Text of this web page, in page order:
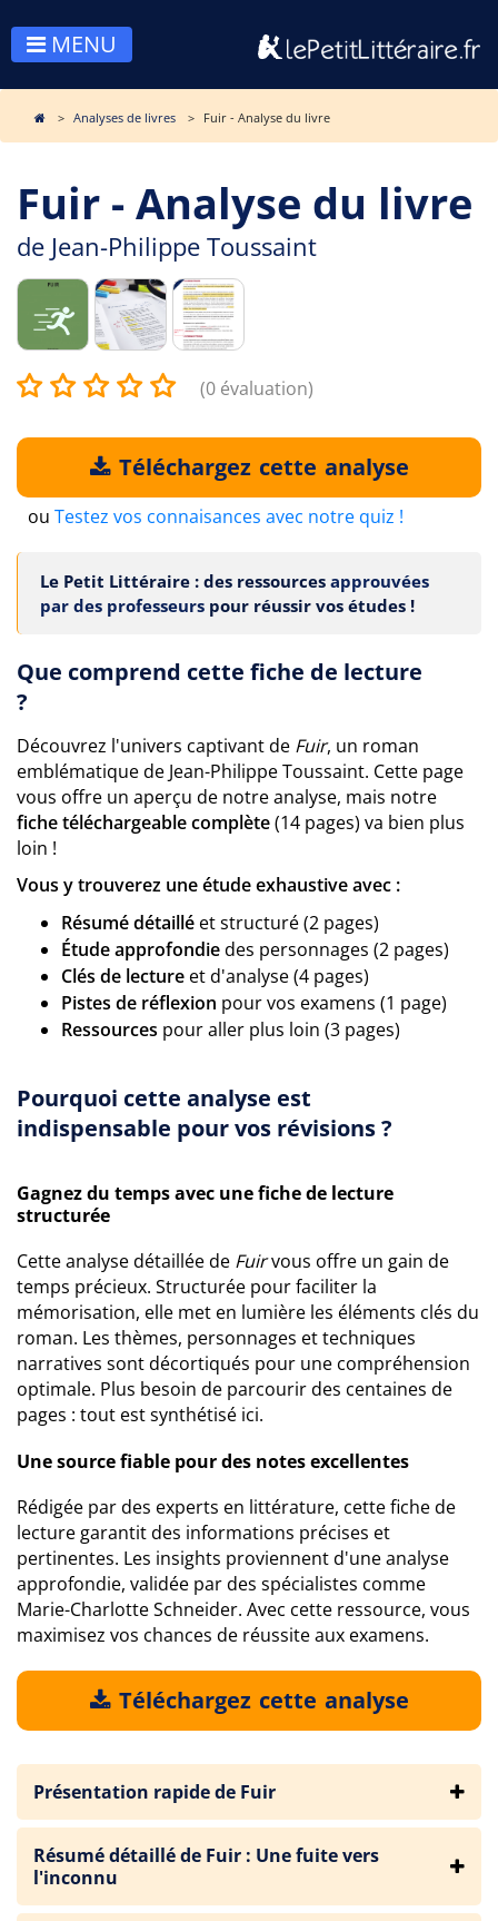
MENU
Analyses de livres Fuir - Analyse du livre
Fuir - Analyse du livre
de Jean-Philippe Toussaint
(0 évaluation)
Téléchargez cette analyse
ou Testez vos connaisances avec notre quiz !
Le Petit Littéraire : des ressources approuvées
par des professeurs pour réussir vos études !
Que comprend cette fiche de lecture
?
Découvrez l'univers captivant de Fuir, un roman
emblématique de Jean-Philippe Toussaint. Cette page
vous offre un aperçu de notre analyse, mais notre
fiche téléchargeable complète(14 pages) va bien plus
loin !
Vous y trouverez une étude exhaustive avec :
Résumé détaillé et structuré (2 pages)
Étude approfondiedes personnages (2 pages)
Clés de lecture et d'analyse (4 pages)
Pistes de réflexion pour vos examens (1 page)
Ressources pour aller plus loin (3 pages)
Pourquoi cette analyse est
indispensable pour vos révisions ?
Gagnez du temps avec une fiche de lecture
structurée
Cette analyse détaillée de Fuirvous offre un gain de
temps précieux. Structurée pour faciliter la
mémorisation, elle met en lumière les éléments clés du
roman. Les thèmes, personnages et techniques
narratives sont décortiqués pour une compréhension
optimale. Plus besoin de parcourir des centaines de
pages : tout est synthétisé ici.
Une source fiable pour des notes excellentes
Rédigée par des experts en littérature, cette fiche de
lecture garantit des informations précises et
pertinentes. Les insights proviennent d'une analyse
approfondie, validée par des spécialistes comme
Marie-Charlotte Schneider. Avec cette ressource, vous
maximisez vos chances de réussite aux examens.
Téléchargez cette analyse
Présentation rapide de Fuir
Résumé détaillé de Fuir : Une fuite vers
l'inconnu